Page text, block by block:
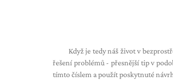
Když je tedy náš život v
řešení problémů - přesnější tip v
tímto číslem a použít poskytnuté